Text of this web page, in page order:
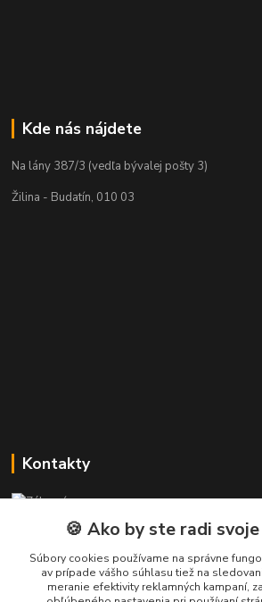
Kde nás nájdete
Na lány 387/3 (vedľa bývalej pošty 3)
Žilina - Budatín, 010 03
Kontakty
+421 911 010 560
Po-Pia, 13-17 hod.
info@presmartfon.sk
🍪 Ako by ste radi
Súbory cookies používame na správne
av prípade vášho súhlasu tiež na
meranie efektivity reklamných kampaní,